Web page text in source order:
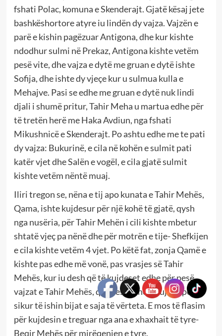
fshati Polac, komuna e Skenderajt. Gjatë kësaj jete
bashkëshortore atyre iu lindën dy vajza. Vajzën e
parë e kishin pagëzuar Antigona, dhe kur kishte
ndodhur sulmi në Prekaz, Antigona kishte vetëm
pesë vite, dhe vajza e dytë me gruan e dytë ishte
Sofija, dhe ishte dy vjeçe kur u sulmua kulla e
Mehajve. Pasi se edhe me gruan e dytë nuk lindi
djali i shumë pritur, Tahir Meha u martua edhe për
të tretën herë me Haka Avdiun, nga fshati
Mikushnicë e Skenderajt. Po ashtu edhe me te pati
dy vajza: Bukurinë, e cila në kohën e sulmit pati
katër vjet dhe Salën e vogël, e cila gjatë sulmit
kishte vetëm nëntë muaj.
Iliri tregon se, nëna e tij apo kunata e Tahir Mehës,
Qama, ishte kujdesur për një kohë të gjatë, qysh
nga nusëria, për Tahir Mehën i cili kishte mbetur
shtatë vjeç pa nënë dhe për motrën e tije- Shefkijen
e cila kishte vetëm 4 vjet. Po këtë fat, zonja Qamë e
kishte pas edhe më vonë, pas vrasjes së Tahir
Mehës, kur iu desh që të kujdeset edhe për pesë
vajzat e Tahir Mehës, që i deshi dhe u kujdes për to
sikur të ishin bijat e saja të vërteta. E mos të flasim
për kujdesin e treguar nga ana e xhaxhait të tyre-
Beqir Mehës për mirëqenien e tyre.